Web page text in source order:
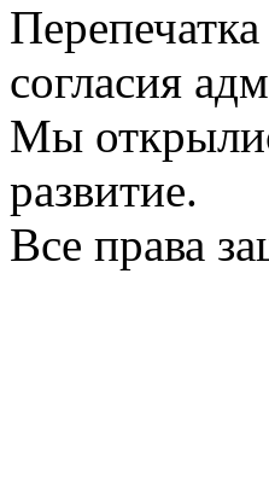
согласия
Мы
развитие.
Все права